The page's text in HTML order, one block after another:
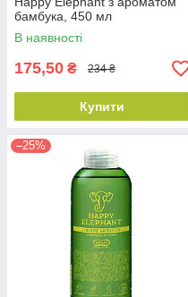
бамбука, 450 мл
В наявності
175,50 ₴ 234 ₴
Купити
–25%